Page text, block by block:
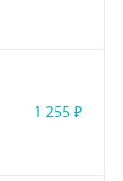
1 255 ₽